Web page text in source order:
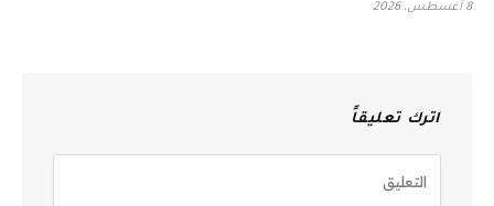
8 أغسطس، 2026
اترك تعليقاً